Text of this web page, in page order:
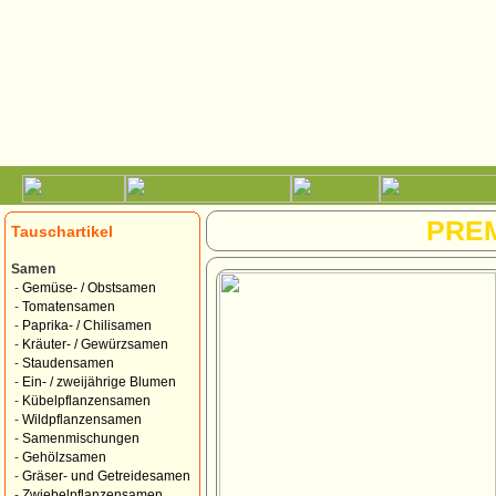
Tauschartikel
Samen
- Gemüse- / Obstsamen
- Tomatensamen
- Paprika- / Chilisamen
- Kräuter- / Gewürzsamen
- Staudensamen
- Ein- / zweijährige Blumen
- Kübelpflanzensamen
- Wildpflanzensamen
- Samenmischungen
- Gehölzsamen
- Gräser- und Getreidesamen